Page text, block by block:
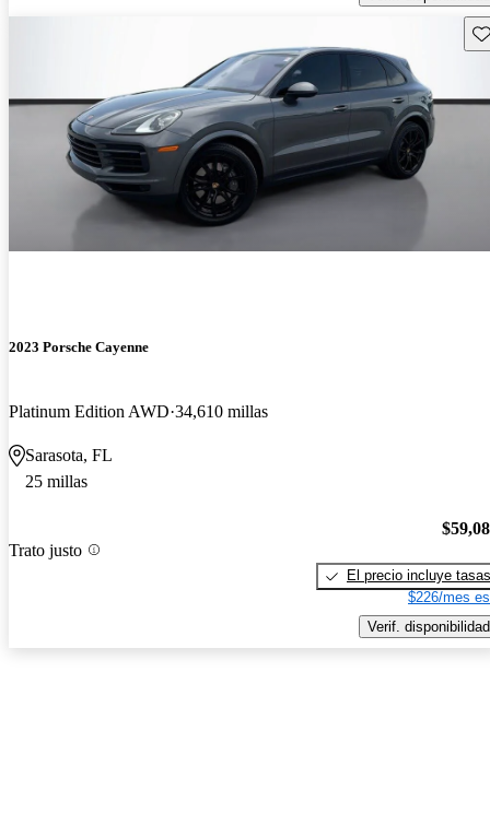
2023 Porsche Cayenne
Platinum Edition AWD 34,610 millas
Sarasota, FL
25 millas
Trato justo
El precio incluye tasas
$226/mes
Verif. disponibilidad